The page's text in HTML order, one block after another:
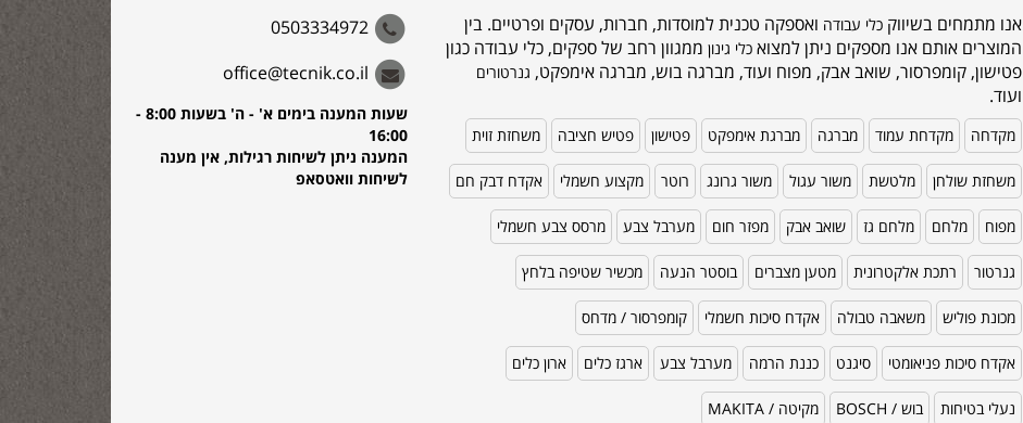
0503334972
office@tecnik.co.il
שעות המענה בימים א' - ה' בשעות 8:00 -
16:00
המענה ניתן לשיחות רגילות, אין מענה
לשיחות וואטסאפ
אנו מתמחים בשיווקכלי עבודה ואספקה טכנית למוסדות, חברות, עסקים ופרטיים. בין
המוצרים אותם אנו מספקים ניתן למצואכלי גינון ממגוון רחב של ספקים, כלי עבודה כגון
פטישון, קומפרסור, שואב אבק, מפוח ועוד, מברגה בוש, מברגה אימפקט, גנרטורים
ועוד.
מקדחה מקדחת עמוד מברגה מברגת אימפקט פטישון פטיש חציבה משחזת זוית
משחזת שולחן מלטשת משור עגול משור גרונג רוטר מקצוע חשמלי אקדח דבק חם
מפוח מלחם מלחם גז שואב אבק מפזר חום מערבל צבע מרסס צבע חשמלי
גנרטור רתכת אלקטרונית מטען מצברים בוסטר הנעה מכשיר שטיפה בלחץ
מכונת פוליש משאבה טבולה אקדח סיכות חשמלי קומפרסור / מדחס
אקדח סיכות פניאומטי סיגנט כננת הרמה מערבל צבע ארגז כלים ארון כלים
נעלי בטיחות בוש / BOSCH מקיטה / MAKITA